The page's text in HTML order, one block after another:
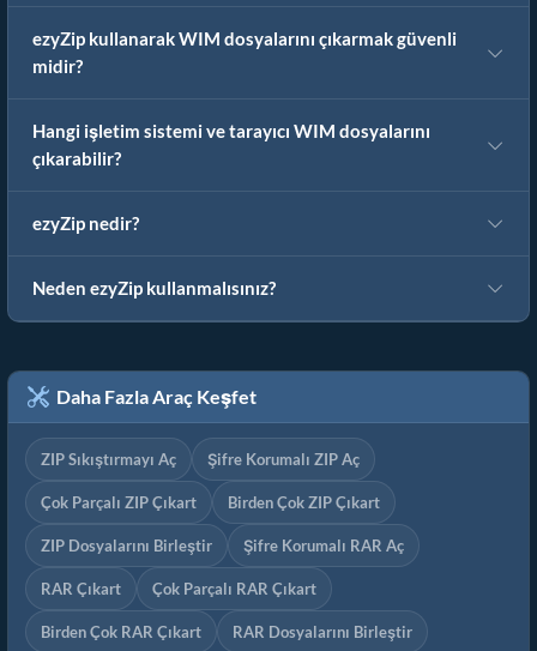
ezyZip kullanarak WIM dosyalarını çıkarmak güvenli
midir?
Hangi işletim sistemi ve tarayıcı WIM dosyalarını
çıkarabilir?
ezyZip nedir?
Neden ezyZip kullanmalısınız?
Daha Fazla Araç Keşfet
ZIP Sıkıştırmayı Aç Şifre Korumalı ZIP Aç
Çok Parçalı ZIP Çıkart Birden Çok ZIP Çıkart
ZIP Dosyalarını Birleştir Şifre Korumalı RAR Aç
RAR Çıkart Çok Parçalı RAR Çıkart
Birden Çok RAR Çıkart RAR Dosyalarını Birleştir